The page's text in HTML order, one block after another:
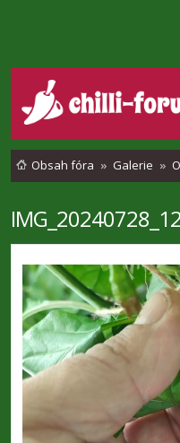
Obsah fóra Galerie